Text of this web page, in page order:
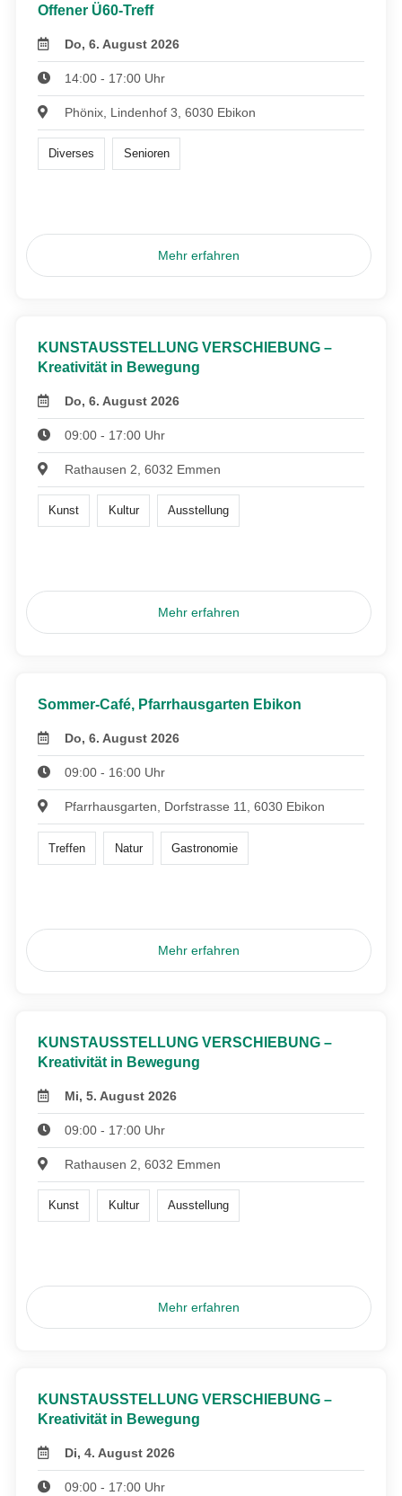
Offener Ü60-Treff
Do, 6. August 2026
14:00 - 17:00 Uhr
Phönix, Lindenhof 3, 6030 Ebikon
Diverses Senioren
Mehr erfahren
KUNSTAUSSTELLUNG VERSCHIEBUNG –
Kreativität in Bewegung
Do, 6. August 2026
09:00 - 17:00 Uhr
Rathausen 2, 6032 Emmen
Kunst Kultur Ausstellung
Mehr erfahren
Sommer-Café, Pfarrhausgarten Ebikon
Do, 6. August 2026
09:00 - 16:00 Uhr
Pfarrhausgarten, Dorfstrasse 11, 6030 Ebikon
Treffen Natur Gastronomie
Mehr erfahren
KUNSTAUSSTELLUNG VERSCHIEBUNG –
Kreativität in Bewegung
Mi, 5. August 2026
09:00 - 17:00 Uhr
Rathausen 2, 6032 Emmen
Kunst Kultur Ausstellung
Mehr erfahren
KUNSTAUSSTELLUNG VERSCHIEBUNG –
Kreativität in Bewegung
Di, 4. August 2026
09:00 - 17:00 Uhr